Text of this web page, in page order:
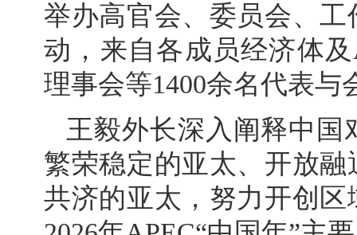
举办高官会、委员会、
动，来自各成员经济体
理事会等1400余名代表与
王毅外长深入阐释中
繁荣稳定的亚太、开放
共济的亚太，努力开创